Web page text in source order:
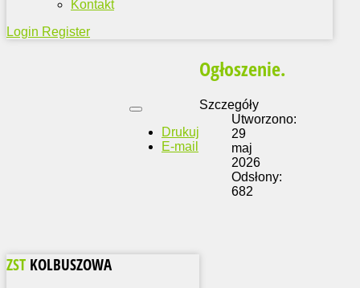
Kontakt
Login Register
Ogłoszenie.
Drukuj
E-mail
Szczegóły
Utworzono:
29
maj
2026
Odsłony:
682
ZST KOLBUSZOWA